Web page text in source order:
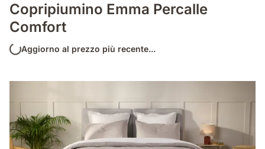
Copripiumino Emma Percalle
Comfort
Aggiorno al prezzo più recente...